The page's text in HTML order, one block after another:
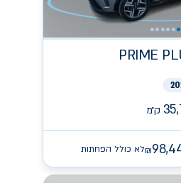
ק״מ
₪לא כולל הפחתות